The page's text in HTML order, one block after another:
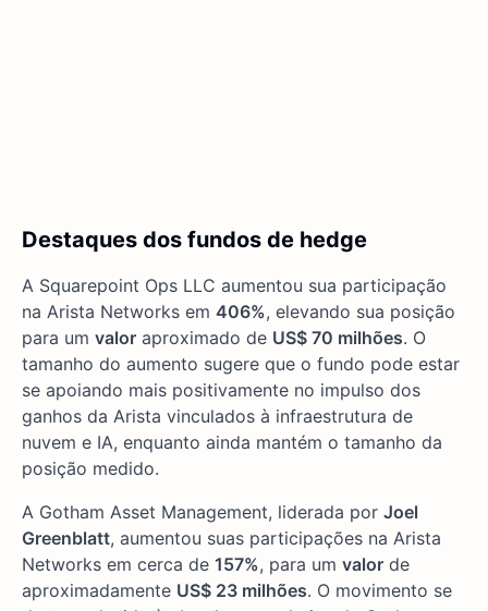
Destaques dos fundos de hedge
A Squarepoint Ops LLC aumentou sua participação
na Arista Networks em 406%, elevando sua posição
para um valor aproximado de US$ 70 milhões. O
tamanho do aumento sugere que o fundo pode estar
se apoiando mais positivamente no impulso dos
ganhos da Arista vinculados à infraestrutura de
nuvem e IA, enquanto ainda mantém o tamanho da
posição medido.
A Gotham Asset Management, liderada por Joel
Greenblatt, aumentou suas participações na Arista
Networks em cerca de 157%, para um valor de
aproximadamente US$ 23 milhões. O movimento se